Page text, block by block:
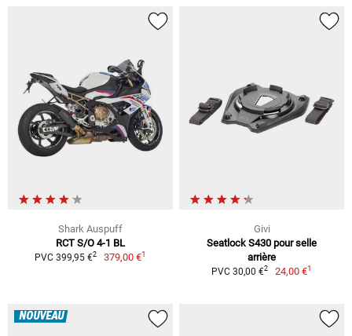
Shark Auspuff
RCT S/O 4-1 BL
PVC 399,95 €2 379,00 €1
Givi
Seatlock S430 pour selle
arrière
PVC 30,00 €2 24,00 €1
NOUVEAU